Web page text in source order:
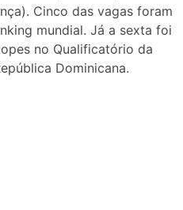
Cinco das vagas foram
mundial. Já a sexta foi
no Qualificatório da
Dominicana.
Online Slot Games
at The Big Dog
Mr Nulls Wicked